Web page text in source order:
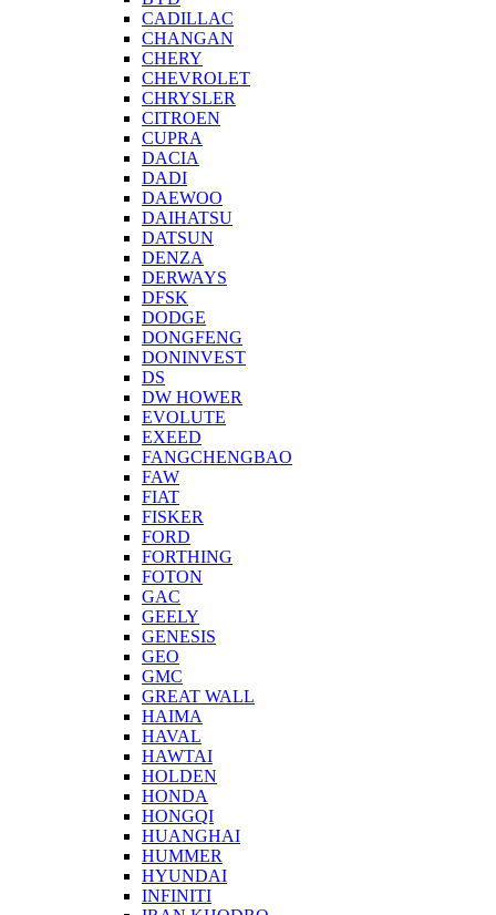
CADILLAC
CHANGAN
CHERY
CHEVROLET
CHRYSLER
CITROEN
CUPRA
DACIA
DADI
DAEWOO
DAIHATSU
DATSUN
DENZA
DERWAYS
DFSK
DODGE
DONGFENG
DONINVEST
DS
DW HOWER
EVOLUTE
EXEED
FANGCHENGBAO
FAW
FIAT
FISKER
FORD
FORTHING
FOTON
GAC
GEELY
GENESIS
GEO
GMC
GREAT WALL
HAIMA
HAVAL
HAWTAI
HOLDEN
HONDA
HONGQI
HUANGHAI
HUMMER
HYUNDAI
INFINITI